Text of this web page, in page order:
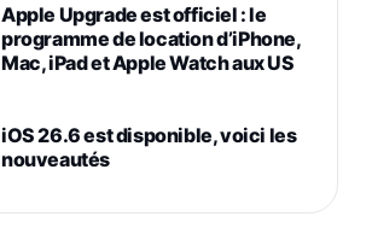
Apple Upgrade est officiel : le
programme de location d’iPhone,
Mac, iPad et Apple Watch aux US
iOS 26.6 est disponible, voici les
nouveautés